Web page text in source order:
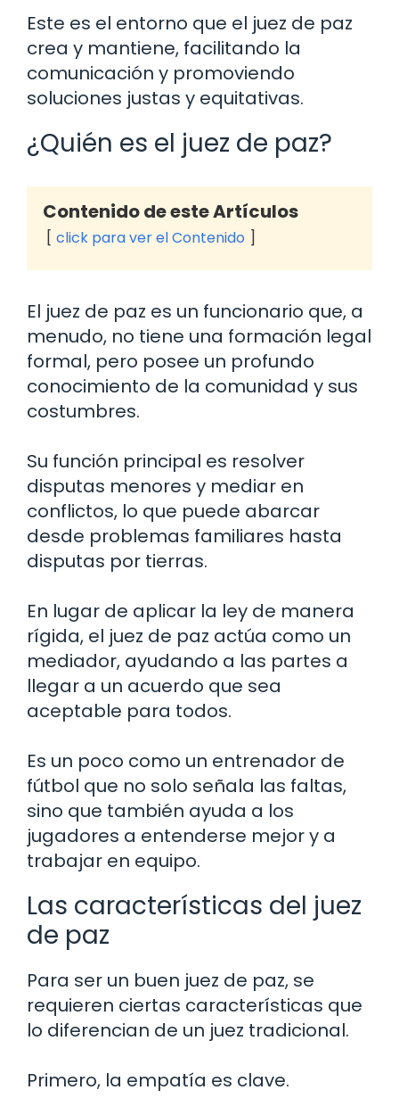
Este es el entorno que el juez de paz
crea y mantiene, facilitando la
comunicación y promoviendo
soluciones justas y equitativas.
¿Quién es el juez de paz?
Contenido de este Artículos
click para ver el Contenido
El juez de paz es un funcionario que, a
menudo, no tiene una formación legal
formal, pero posee un profundo
conocimiento de la comunidad y sus
costumbres.
Su función principal es resolver
disputas menores y mediar en
conflictos, lo que puede abarcar
desde problemas familiares hasta
disputas por tierras.
En lugar de aplicar la ley de manera
rígida, el juez de paz actúa como un
mediador, ayudando a las partes a
llegar a un acuerdo que sea
aceptable para todos.
Es un poco como un entrenador de
fútbol que no solo señala las faltas,
sino que también ayuda a los
jugadores a entenderse mejor y a
trabajar en equipo.
Las características del juez
de paz
Para ser un buen juez de paz, se
requieren ciertas características que
lo diferencian de un juez tradicional.
Primero, la empatía es clave.